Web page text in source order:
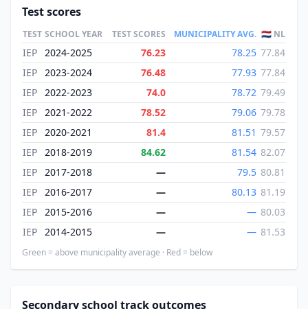
Test scores
TEST SCHOOL YEAR TEST SCORES MUNICIPALITY AVG. 🇳🇱 NL
IEP 2024-2025 76.23 78.25 77.84
IEP 2023-2024 76.48 77.93 77.84
IEP 2022-2023 74.0 78.72 79.49
IEP 2021-2022 78.52 79.06 79.78
IEP 2020-2021 81.4 81.51 79.57
IEP 2018-2019 84.62 81.54 82.07
IEP 2017-2018 — 79.5 80.81
IEP 2016-2017 — 80.13 81.19
IEP 2015-2016 — — 80.03
IEP 2014-2015 — — 81.53
Green = above municipality average · Red = below
Secondary school track outcomes